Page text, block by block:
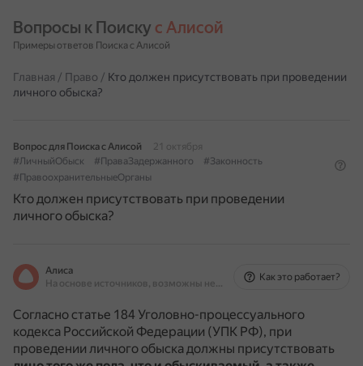
Вопросы к Поиску с Алисой
Примеры ответов Поиска с Алисой
Главная / Право / Кто должен присутствовать при проведении
личного обыска?
Вопрос для Поиска с Алисой
21 октября
#ЛичныйОбыск
#ПраваЗадержанного
#Законность
#ПравоохранительныеОрганы
Кто должен присутствовать при проведении
личного обыска?
Алиса
На основе источников, возможны неточности
Как это работает?
Согласно статье 184 Уголовно-процессуального
кодекса Российской Федерации (УПК РФ), при
проведении личного обыска должны присутствовать